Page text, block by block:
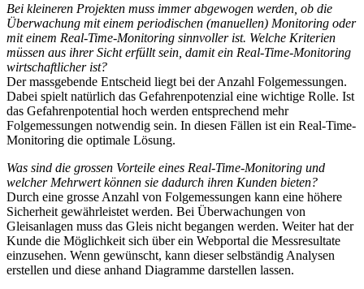
Bei kleineren Projekten muss immer abgewogen werden, ob die
Überwachung mit einem periodischen (manuellen) Monitoring oder
mit einem Real-Time-Monitoring sinnvoller ist. Welche Kriterien
müssen aus ihrer Sicht erfüllt sein, damit ein Real-Time-Monitoring
wirtschaftlicher ist?
Der massgebende Entscheid liegt bei der Anzahl Folgemessungen.
Dabei spielt natürlich das Gefahrenpotenzial eine wichtige Rolle. Ist
das Gefahrenpotential hoch werden entsprechend mehr
Folgemessungen notwendig sein. In diesen Fällen ist ein Real-Time-
Monitoring die optimale Lösung.
Was sind die grossen Vorteile eines Real-Time-Monitoring und
welcher Mehrwert können sie dadurch ihren Kunden bieten?
Durch eine grosse Anzahl von Folgemessungen kann eine höhere
Sicherheit gewährleistet werden. Bei Überwachungen von
Gleisanlagen muss das Gleis nicht begangen werden. Weiter hat der
Kunde die Möglichkeit sich über ein Webportal die Messresultate
einzusehen. Wenn gewünscht, kann dieser selbständig Analysen
erstellen und diese anhand Diagramme darstellen lassen.